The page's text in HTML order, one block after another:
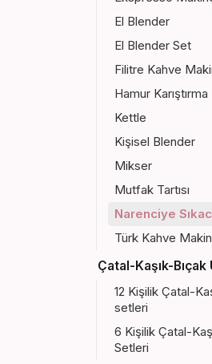
El Blender
El Blender Set
Filitre Kahve
Hamur
Kettle
Kişisel Blender
Mikser
Mutfak Tartısı
Narenciye
Türk Kahve
Çatal-Kaşık-
12 Kişilik Çatal-
setleri
6 Kişilik Çatal-
Setleri